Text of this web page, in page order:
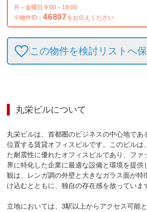
月～金曜日 9:00～18:00
※物件ID： 46807をお伝えください
この物件を検討リストへ
丸栄ビルについて
丸栄ビルは、首都圏のビジネスの中心地であ
位置する賃貸オフィスビルです。このビルは
た耐震性に優れたオフィスビルであり、ファ
界に特化した企業に最適な設備と環境を提供
観は、レンガ調の外壁と大きなガラス面が特
け込むとともに、独自の存在感を放っていま
立地においては、3駅以上からアクセス可能